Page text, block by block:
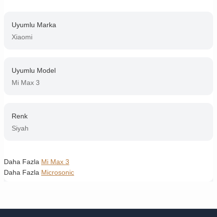
Uyumlu Marka
Xiaomi
Uyumlu Model
Mi Max 3
Renk
Siyah
Daha Fazla Mi Max 3
Daha Fazla Microsonic